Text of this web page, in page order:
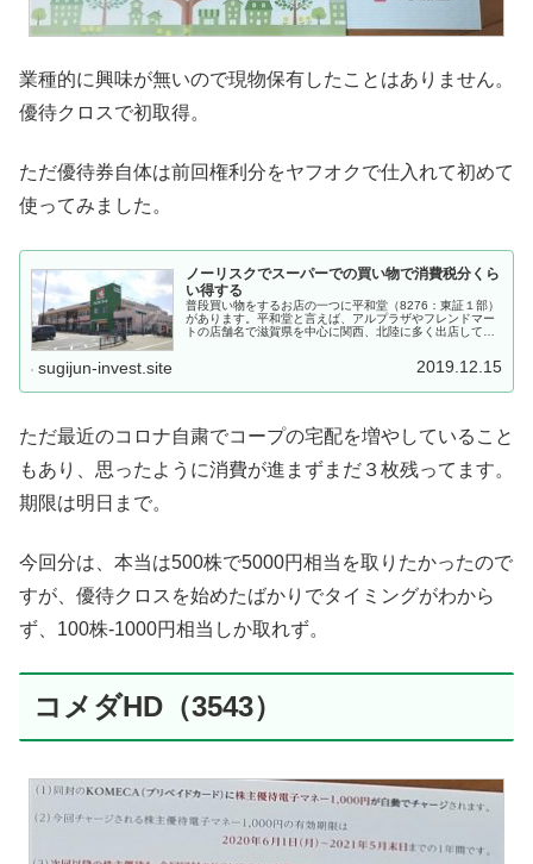
業種的に興味が無いので現物保有したことはありません。
優待クロスで初取得。
ただ優待券自体は前回権利分をヤフオクで仕入れて初めて
使ってみました。
ノーリスクでスーパーでの買い物で消費税分くら
い得する
普段買い物をするお店の一つに平和堂（8276：東証１部）
があります。平和堂と言えば、アルプラザやフレンドマー
トの店舗名で滋賀県を中心に関西、北陸に多く出店してお
sugijun-invest.site 2019.12.15
ただ最近のコロナ自粛でコープの宅配を増やしていること
もあり、思ったように消費が進まずまだ３枚残ってます。
期限は明日まで。
今回分は、本当は500株で5000円相当を取りたかったので
すが、優待クロスを始めたばかりでタイミングがわから
ず、100株-1000円相当しか取れず。
コメダHD（3543）